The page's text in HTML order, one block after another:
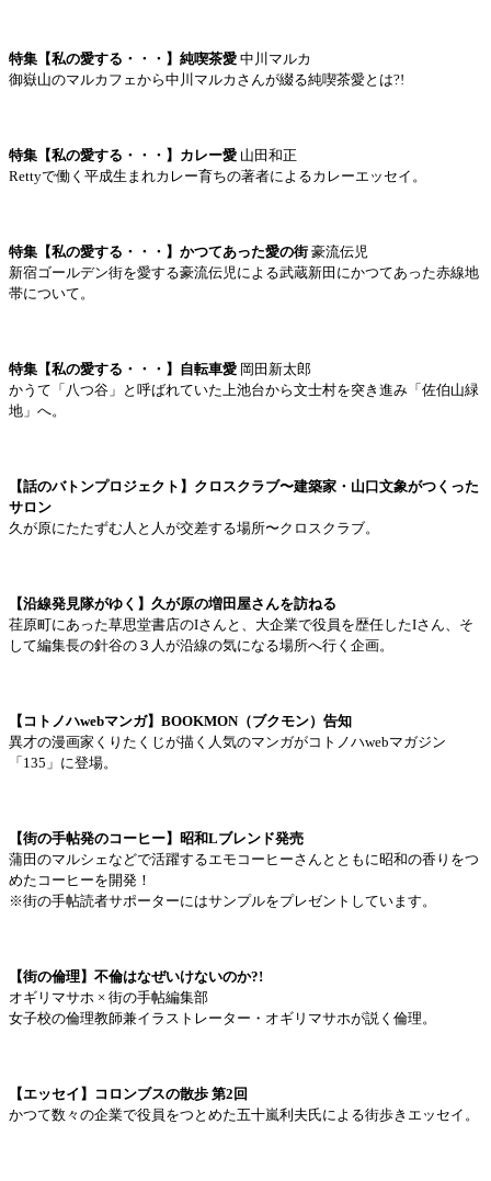
特集【私の愛する・・・】純喫茶愛 中川マルカ
御嶽山のマルカフェから中川マルカさんが綴る純喫茶愛とは?!
特集【私の愛する・・・】カレー愛 山田和正
Rettyで働く平成生まれカレー育ちの著者によるカレーエッセイ。
特集【私の愛する・・・】かつてあった愛の街 豪流伝児
新宿ゴールデン街を愛する豪流伝児による武蔵新田にかつてあった赤線地
帯について。
特集【私の愛する・・・】自転車愛 岡田新太郎
かうて「八つ谷」と呼ばれていた上池台から文士村を突き進み「佐伯山緑
地」へ。
【話のバトンプロジェクト】クロスクラブ〜建築家・山口文象がつくった
サロン
久が原にたたずむ人と人が交差する場所〜クロスクラブ。
【沿線発見隊がゆく】久が原の増田屋さんを訪ねる
荏原町にあった草思堂書店のIさんと、大企業で役員を歴任したIさん、そ
して編集長の針谷の３人が沿線の気になる場所へ行く企画。
【コトノハwebマンガ】BOOKMON（ブクモン）告知
異才の漫画家くりたくじが描く人気のマンガがコトノハwebマガジン
「135」に登場。
【街の手帖発のコーヒー】昭和Lブレンド発売
蒲田のマルシェなどで活躍するエモコーヒーさんとともに昭和の香りをつ
めたコーヒーを開発！
※街の手帖読者サポーターにはサンプルをプレゼントしています。
【街の倫理】不倫はなぜいけないのか?!
オギリマサホ × 街の手帖編集部
女子校の倫理教師兼イラストレーター・オギリマサホが説く倫理。
【エッセイ】コロンブスの散歩 第2回
かつて数々の企業で役員をつとめた五十嵐利夫氏による街歩きエッセイ。